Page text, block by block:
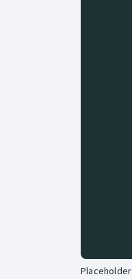
Placeholder